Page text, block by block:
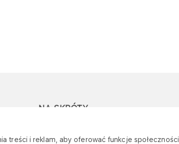
treści i reklam, aby oferować funkcje
NA SKRÓTY
oszustwami